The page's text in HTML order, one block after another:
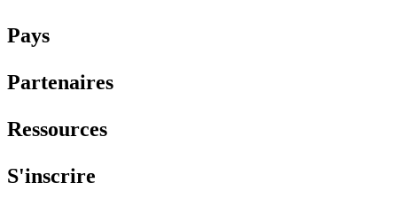
Pays​​
Partenaires​​
Ressources​​
S'inscrire​​